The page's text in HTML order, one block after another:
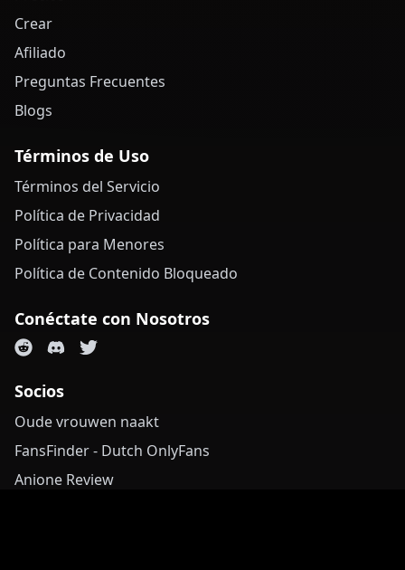
Crear
Afiliado
Preguntas Frecuentes
Blogs
Términos de Uso
Términos del Servicio
Política de Privacidad
Política para Menores
Política de Contenido Bloqueado
Conéctate con Nosotros
Socios
Oude vrouwen naakt
FansFinder - Dutch OnlyFans
Anione Review